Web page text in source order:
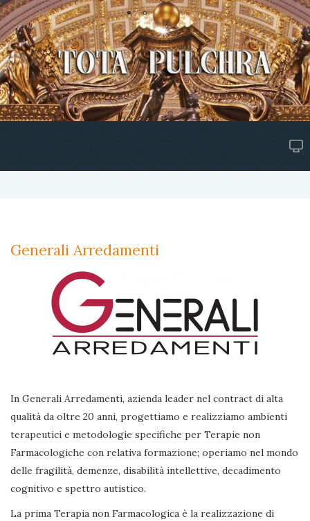
Generali Arredamenti
In Generali Arredamenti, azienda leader nel contract di alta
qualità da oltre 20 anni, progettiamo e realizziamo ambienti
terapeutici e metodologie specifiche per Terapie non
Farmacologiche con relativa formazione; operiamo nel mondo
delle fragilità, demenze, disabilità intellettive, decadimento
cognitivo e spettro autistico.
La prima Terapia non Farmacologica è la realizzazione di